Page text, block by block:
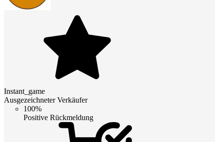
Instant_game
Ausgezeichneter Verkäufer
100%
Positive Rückmeldung